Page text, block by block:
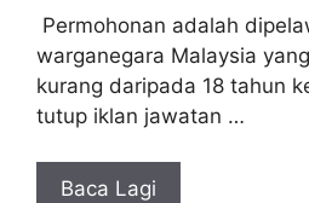
Permohonan adalah
warganegara Malaysia
kurang daripada 18 tahun
tutup iklan jawatan …
Baca Lagi